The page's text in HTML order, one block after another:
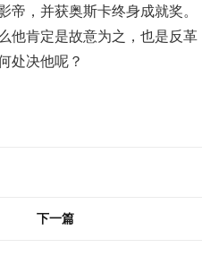
帝，并获奥斯卡终身成就奖。
他肯定是故意为之，也是反革
处决他呢？
下一篇